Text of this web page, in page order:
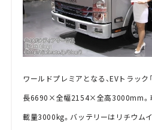
ワールドプレミアとなる、EVトラック
長6690×全幅2154×全高3000mm。
載量3000kg。バッテリーはリチウム